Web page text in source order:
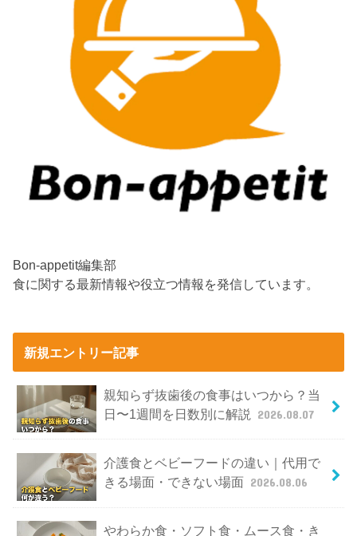
Bon-appetit編集部
食に関する最新情報や役立つ情報を発信しています。
新規エントリー記事
親知らず抜歯後の食事はいつから？当
日〜1週間を日数別に解説
2026.08.07
介護食とベビーフードの違い｜代用で
きる場面・できない場面 2026.08.06
やわらか食・ソフト食・ムース食・き